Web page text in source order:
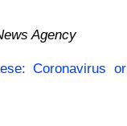
Agency
Coronavirus